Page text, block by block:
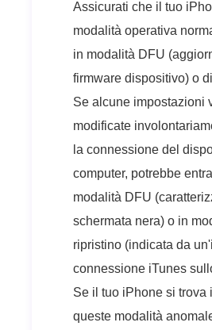
Assicurati che il tuo
modalità operativa
in modalità DFU
firmware dispositivo) o
Se alcune impostazioni
modificate
la connessione del
computer, potrebbe
modalità DFU
schermata nera) o in
ripristino (indicata da
connessione iTunes
Se il tuo iPhone si trova
queste modalità